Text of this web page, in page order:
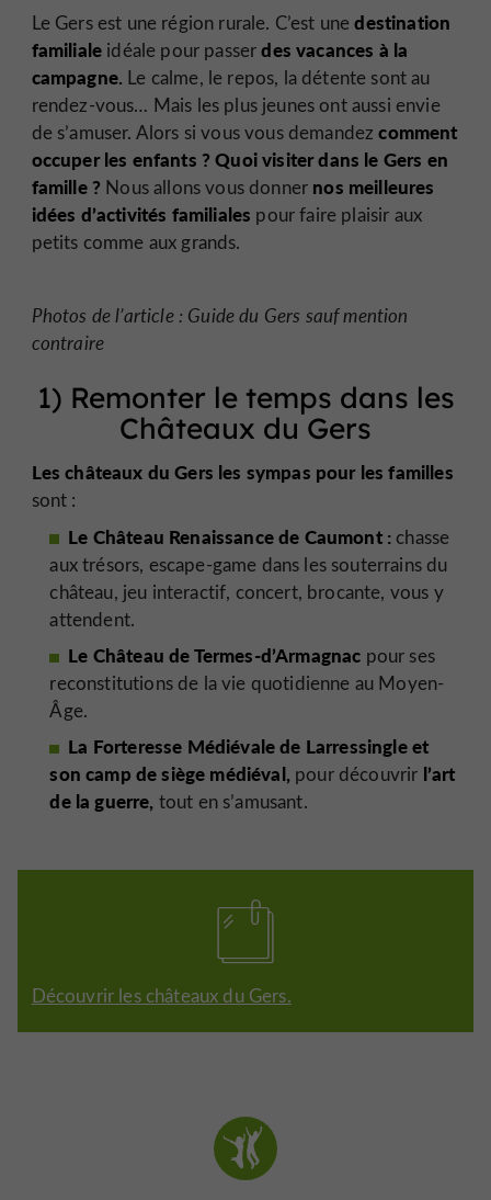
Le Gers est une région rurale. C’est unedestination
familiale idéale pour passerdes vacances à la
campagne. Le calme, le repos, la détente sont au
rendez-vous… Mais les plus jeunes ont aussi envie
de s’amuser. Alors si vous vous demandezcomment
occuper les enfants ? Quoi visiter dans le Gers en
famille ? Nous allons vous donner nos meilleures
idées d’activités familiales pour faire plaisir aux
petits comme aux grands.
Photos de l’article : Guide du Gers sauf mention
contraire
1) Remonter le temps dans les
Châteaux du Gers
Les châteaux du Gers les sympas pour les familles
sont :
Le Château Renaissance de Caumont : chasse
aux trésors, escape-game dans les souterrains du
château, jeu interactif, concert, brocante, vous y
attendent.
Le Château de Termes-d’Armagnac pour ses
reconstitutions de la vie quotidienne au Moyen-
Âge.
La Forteresse Médiévale de Larressingle et
son camp de siège médiéval,pour découvrir l’art
de la guerre, tout en s’amusant.
Découvrir les châteaux du Gers.